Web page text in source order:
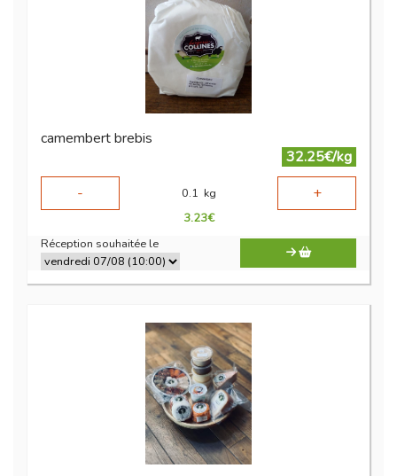
camembert brebis
32.25€/kg
-
0.1 kg +
3.23€
Réception souhaitée le